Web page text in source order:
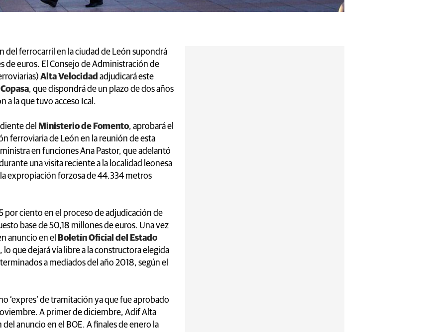
del ferrocarril en la ciudad de León supondrá
euros. El Consejo de Administración de
Alta Velocidad adjudicará este
Copasa, que dispondrá de un plazo de dos años
a la que tuvo acceso Ical.
del Ministerio de Fomento, aprobará el
ferroviaria de León en la reunión de esta
en funciones Ana Pastor, que adelantó
una visita reciente a la localidad leonesa
expropiación forzosa de 44.334 metros
por ciento en el proceso de adjudicación de
base de 50,18 millones de euros. Una vez
anuncio en el
Boletín Oficial del Estado
que dejará vía libre a la constructora elegida
a mediados del año 2018, según el
‘expres’ de tramitación ya que fue aprobado
A primer de diciembre, Adif Alta
anuncio en el BOE. A finales de enero la